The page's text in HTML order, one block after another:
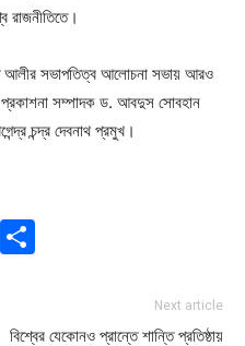
রাজনীতিতে।
আলীর সভাপতিত্ব আলোচনা সভায় আরও
সম্পাদক ড. আবদুস সোবহান
চন্দ্র দেবনাথ প্রমুখ।
Messenger
Next article
বিশ্বের যেকোনও প্রান্তে শান্তি প্রতিষ্ঠায়